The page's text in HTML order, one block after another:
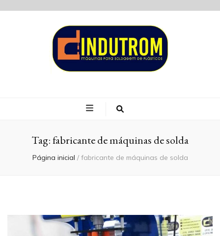
Blog Indutrom
Tag:fabricante de máquinas de solda
Página inicial / fabricante de máquinas de solda